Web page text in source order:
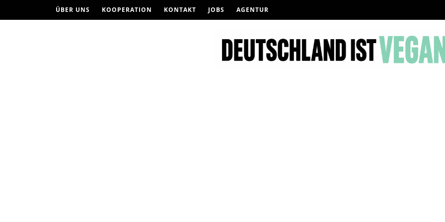
ÜBER UNS KOOPERATION KONTAKT JOBS AGENTUR